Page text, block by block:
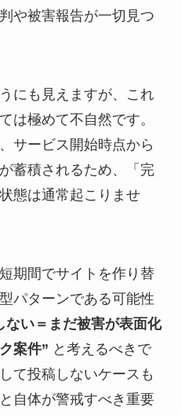
や被害報告が一切見つ
にも見えますが、これ
は極めて不自然です。
サービス開始時点から
蓄積されるため、「完
態は通常起こりませ
期間でサイトを作り替
パターンである可能性
ない＝まだ被害が表面化
案件” と考えるべきで
て投稿しないケースも
自体が警戒すべき重要